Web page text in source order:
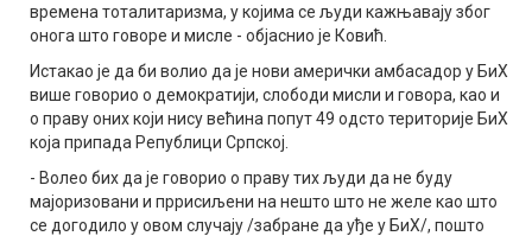
времена тоталитаризма, у којима се људи кажњавају због
онога што говоре и мисле - објаснио је Ковић.
Истакао је да би волио да је нови амерички амбасадор у БиХ
више говорио о демократији, слободи мисли и говора, као и
о праву оних који нису већина попут 49 одсто територије БиХ
која припада Републици Српској.
- Волео бих да је говорио о праву тих људи да не буду
мајоризовани и пррисиљени на нешто што не желе као што
се догодило у овом случају /забране да уђе у БиХ/, пошто